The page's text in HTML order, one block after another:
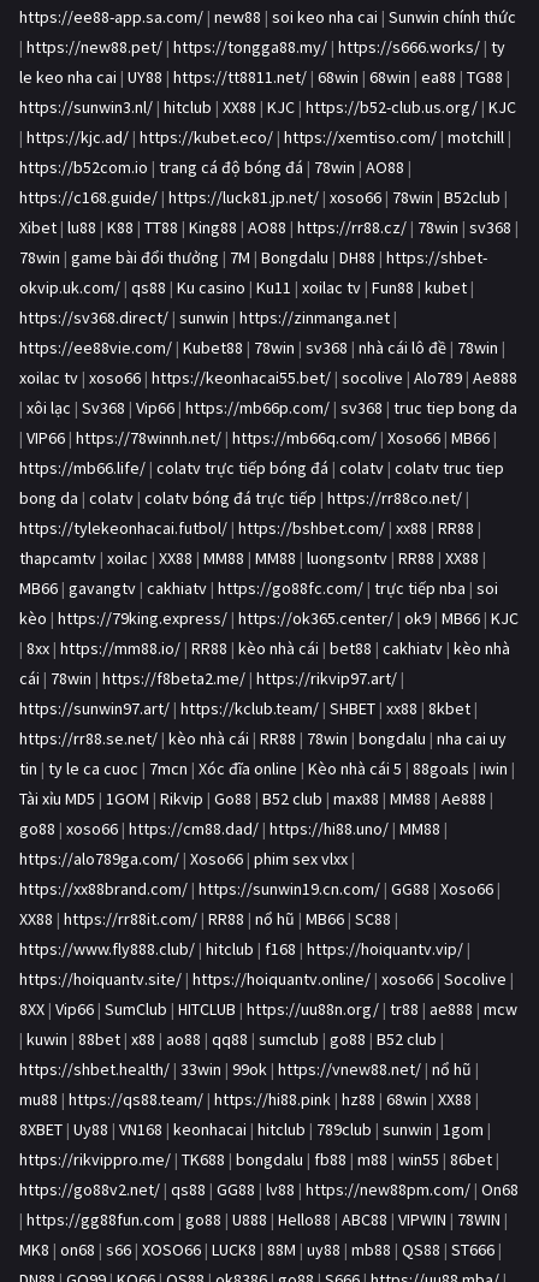
https://ee88-app.sa.com/ | new88 | soi keo nha cai | Sunwin chính thức
| https://new88.pet/ | https://tongga88.my/ | https://s666.works/ | ty
le keo nha cai | UY88 | https://tt8811.net/ | 68win | 68win | ea88 | TG88 |
https://sunwin3.nl/ | hitclub | XX88 | KJC | https://b52-club.us.org/ | KJC
| https://kjc.ad/ | https://kubet.eco/ | https://xemtiso.com/ | motchill |
https://b52com.io | trang cá độ bóng đá | 78win | AO88 |
https://c168.guide/ | https://luck81.jp.net/ | xoso66 | 78win | B52club |
Xibet | lu88 | K88 | TT88 | King88 | AO88 | https://rr88.cz/ | 78win | sv368 |
78win | game bài đổi thưởng | 7M | Bongdalu | DH88 | https://shbet-
okvip.uk.com/ | qs88 | Ku casino | Ku11 | xoilac tv | Fun88 | kubet |
https://sv368.direct/ | sunwin | https://zinmanga.net |
https://ee88vie.com/ | Kubet88 | 78win | sv368 | nhà cái lô đề | 78win |
xoilac tv | xoso66 | https://keonhacai55.bet/ | socolive | Alo789 | Ae888
| xôi lạc | Sv368 | Vip66 | https://mb66p.com/ | sv368 | truc tiep bong da
| VIP66 | https://78winnh.net/ | https://mb66q.com/ | Xoso66 | MB66 |
https://mb66.life/ | colatv trực tiếp bóng đá | colatv | colatv truc tiep
bong da | colatv | colatv bóng đá trực tiếp | https://rr88co.net/ |
https://tylekeonhacai.futbol/ | https://bshbet.com/ | xx88 | RR88 |
thapcamtv | xoilac | XX88 | MM88 | MM88 | luongsontv | RR88 | XX88 |
MB66 | gavangtv | cakhiatv | https://go88fc.com/ | trực tiếp nba | soi
kèo | https://79king.express/ | https://ok365.center/ | ok9 | MB66 | KJC
| 8xx | https://mm88.io/ | RR88 | kèo nhà cái | bet88 | cakhiatv | kèo nhà
cái | 78win | https://f8beta2.me/ | https://rikvip97.art/ |
https://sunwin97.art/ | https://kclub.team/ | SHBET | xx88 | 8kbet |
https://rr88.se.net/ | kèo nhà cái | RR88 | 78win | bongdalu | nha cai uy
tin | ty le ca cuoc | 7mcn | Xóc đĩa online | Kèo nhà cái 5 | 88goals | iwin |
Tài xỉu MD5 | 1GOM | Rikvip | Go88 | B52 club | max88 | MM88 | Ae888 |
go88 | xoso66 | https://cm88.dad/ | https://hi88.uno/ | MM88 |
https://alo789ga.com/ | Xoso66 | phim sex vlxx |
https://xx88brand.com/ | https://sunwin19.cn.com/ | GG88 | Xoso66 |
XX88 | https://rr88it.com/ | RR88 | nổ hũ | MB66 | SC88 |
https://www.fly888.club/ | hitclub | f168 | https://hoiquantv.vip/ |
https://hoiquantv.site/ | https://hoiquantv.online/ | xoso66 | Socolive |
8XX | Vip66 | SumClub | HITCLUB | https://uu88n.org/ | tr88 | ae888 | mcw
| kuwin | 88bet | x88 | ao88 | qq88 | sumclub | go88 | B52 club |
https://shbet.health/ | 33win | 99ok | https://vnew88.net/ | nổ hũ |
mu88 | https://qs88.team/ | https://hi88.pink | hz88 | 68win | XX88 |
8XBET | Uy88 | VN168 | keonhacai | hitclub | 789club | sunwin | 1gom |
https://rikvippro.me/ | TK688 | bongdalu | fb88 | m88 | win55 | 86bet |
https://go88v2.net/ | qs88 | GG88 | lv88 | https://new88pm.com/ | On68
| https://gg88fun.com | go88 | U888 | Hello88 | ABC88 | VIPWIN | 78WIN |
MK8 | on68 | s66 | XOSO66 | LUCK8 | 88M | uy88 | mb88 | QS88 | ST666 |